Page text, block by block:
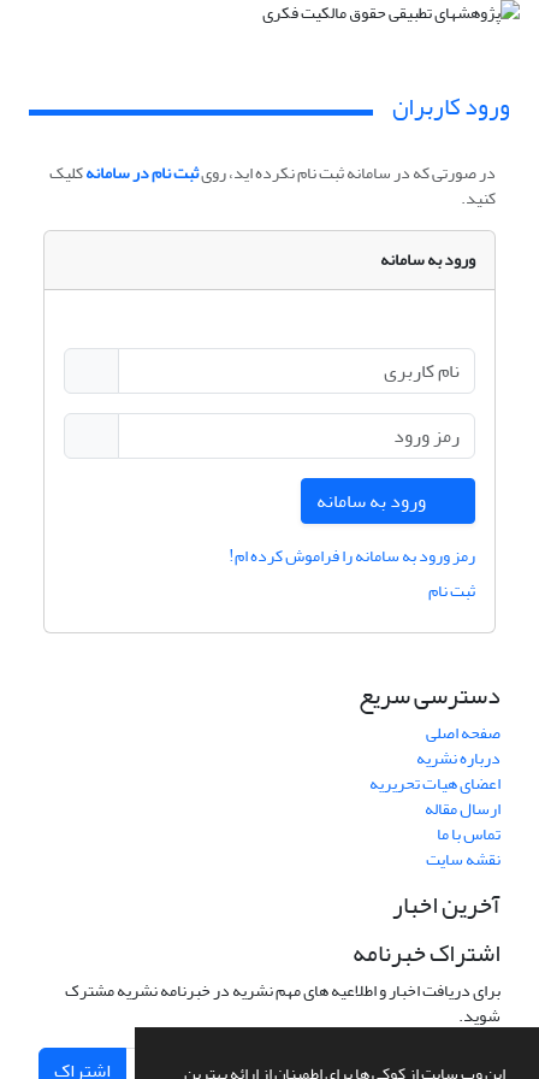
ورود کاربران
در صورتی که در سامانه ثبت نام نکرده اید، رویثبت نام در سامانهکلیک
کنید.
ورود به سامانه
ورود به سامانه
رمز ورود به سامانه را فراموش کرده ام!
ثبت نام
دسترسی سریع
صفحه اصلی
درباره نشریه
اعضای هیات تحریریه
ارسال مقاله
تماس با ما
نقشه سایت
آخرین اخبار
اشتراک خبرنامه
برای دریافت اخبار و اطلاعیه های مهم نشریه در خبرنامه نشریه مشترک
شوید.
اشتراک